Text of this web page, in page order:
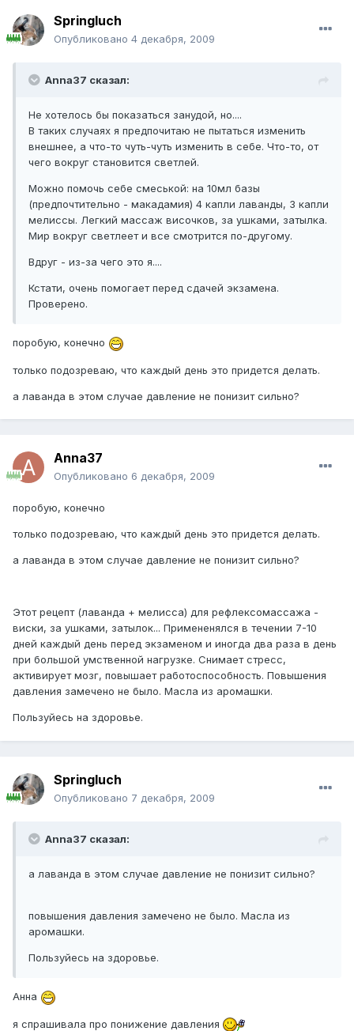
Springluch
Опубликовано 4 декабря, 2009
Anna37 сказал:
Не хотелось бы показаться занудой, но....
В таких случаях я предпочитаю не пытаться изменить
внешнее, а что-то чуть-чуть изменить в себе. Что-то, от
чего вокруг становится светлей.
Можно помочь себе смеськой: на 10мл базы
(предпочтительно - макадамия) 4 капли лаванды, 3 капли
мелиссы. Легкий массаж височков, за ушками, затылка.
Мир вокруг светлеет и все смотрится по-другому.
Вдруг - из-за чего это я....
Кстати, очень помогает перед сдачей экзамена.
Проверено.
поробую, конечно
только подозреваю, что каждый день это придется делать.
а лаванда в этом случае давление не понизит сильно?
Anna37
Опубликовано 6 декабря, 2009
поробую, конечно
только подозреваю, что каждый день это придется делать.
а лаванда в этом случае давление не понизит сильно?
Этот рецепт (лаванда + мелисса) для рефлексомассажа -
виски, за ушками, затылок... Примененялся в течении 7-10
дней каждый день перед экзаменом и иногда два раза в день
при большой умственной нагрузке. Снимает стресс,
активирует мозг, повышает работоспособность. Повышения
давления замечено не было. Масла из аромашки.
Пользуйесь на здоровье.
Springluch
Опубликовано 7 декабря, 2009
Anna37 сказал:
а лаванда в этом случае давление не понизит сильно?
повышения давления замечено не было. Масла из
аромашки.
Пользуйесь на здоровье.
Анна
я спрашивала про понижение давления